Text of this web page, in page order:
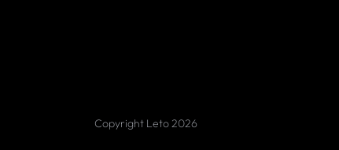
Copyright Leto 2026